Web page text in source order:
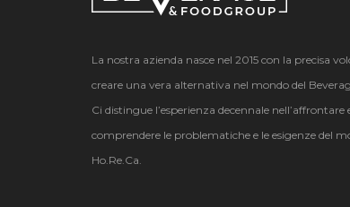
La nostra azienda nasce nel 2015 con la precisa
creare una vera alternativa nel mondo del
Ci distingue l’esperienza decennale nell’affrontare
comprendere le problematiche e le esigenze del
Ho.Re.Ca.